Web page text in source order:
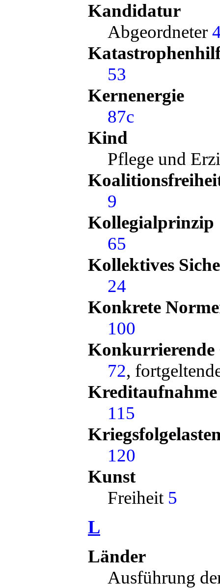
Kandidatur
Abgeordneter
53
Kernenergie
87c
Kind
Pflege und
9
Kollegialprinzip
65
Kollektives
24
Konkrete
100
Konkurrierende
72,
Kreditaufnahme
115
120
Kunst
Freiheit 5
L
Länder
Ausführung